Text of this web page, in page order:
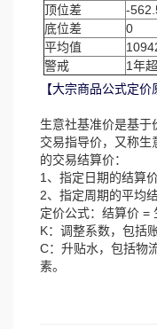
顶位差
-
底位差
0
平均值
警戒
1年
【大宗商品公式定价
生意社基准价是基于
交易指导价，又称生
的交易结算价：
1、指定日期的结算
2、指定周期的平均
定价公式：结算价 =
K：调整系数，包括
C：升贴水，包括物
素。